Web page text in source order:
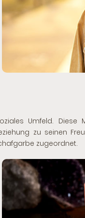
Umfeld. Diese
zu seinen
zugeordnet.